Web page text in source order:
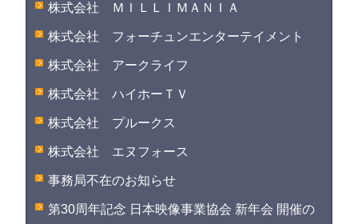
株式会社 ＭＩＬＬＩＭＡＮＩＡ
株式会社 フォーチュンエンターテイメント
株式会社 アークライフ
株式会社 ハイホーＴＶ
株式会社 プルークス
株式会社 エヌフォース
事務局不在のお知らせ
第30周年記念 日本映像事業協会 新年会 開催の